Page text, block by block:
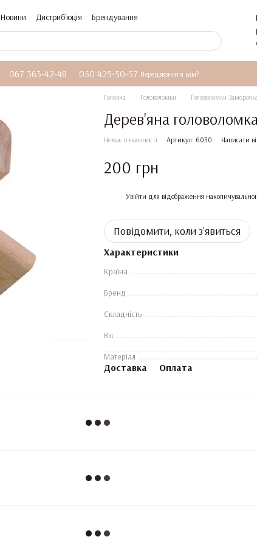
Новини Дистриб'юція Брендування
067 363-42-48 050 425-50-57 Передзвонити вам?
Головна Головоломки Головоломки
Дерев'яна
Немає в наявності Артикул: 6030 Написати
200 грн
Увійти для відображення
Повідомити, коли з'явиться
Характеристики
Країна
Бренд
Складність
Вік
Матеріал
Доставка Оплата